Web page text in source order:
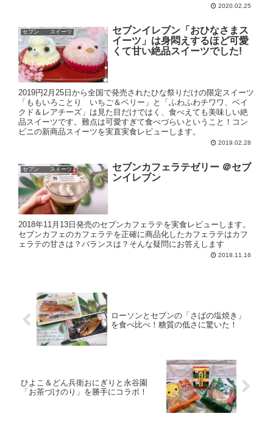
2020.02.25
セブン スイーツ
セブンイレブン「おひなさまス
イーツ」は身悶えするほど可愛
くて甘い絶品スイーツでした!
2019円2月25日から全国で発売されたひな祭りだけの限定スイーツ
「ももいろことり いちご＆ベリー」と「ふわふわチワワ、ベイ
クド＆レアチーズ」は見た目だけではく、食べえても美味しい絶
品スイーツです。難点は可愛すぎて食べづらいということ！コン
ビニの新商品スイーツを実直実食レビューします。
2019.02.28
セブン スイーツ
セブンカフェラテゼリー ＠セブ
ンイレブン
2018年11月13日発売のセブンカフェラテを実食レビューします。
セブンカフェのカフェラテを正確に商品化したカフェラテはカフ
ェラテの甘さは？バランスは？そんな疑問にお答えします
2018.11.16
ローソンとセブンの「さばの塩焼き」
を食べ比べ！糖質の低さに驚いた！
ひよこ＆どん兵衛おにぎりと永谷園
「お茶づけのり」を勝手にコラボ！